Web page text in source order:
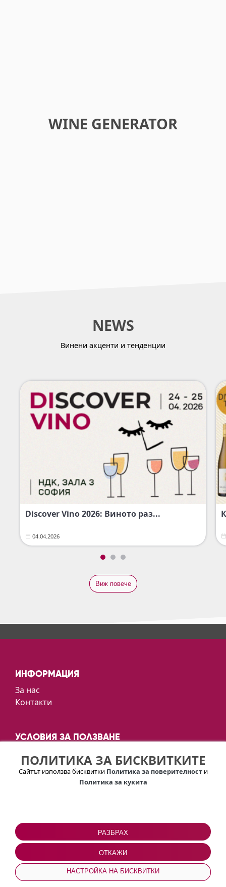
WINE GENERATOR
NEWS
Винени акценти и тенденции
Discover Vino 2026: Виното раз...
04.04.2026
Виж повече
ПОЛИТИКА ЗА БИСКВИТКИТЕ
Сайтът използва бисквитки Политика за поверителност и
Политика за кукита
РАЗБРАХ
ОТКАЖИ
НАСТРОЙКА НА БИСКВИТКИ
ИНФОРМАЦИЯ
За нас
Контакти
УСЛОВИЯ ЗА ПОЛЗВАНЕ
Политика за сигурност
Политика за кукитата
UNCORK. TASTE. EXPERIENCE
© Copyright -DiVino2026